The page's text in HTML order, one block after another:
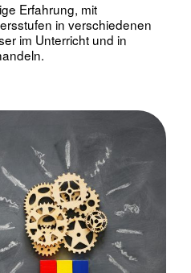
Erfahrung, mit
in verschiedenen
im Unterricht und in